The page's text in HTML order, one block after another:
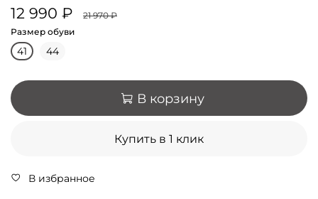
12 990 ₽
21 970 ₽
Размер обуви
41 44
В корзину
Купить в 1 клик
В избранное